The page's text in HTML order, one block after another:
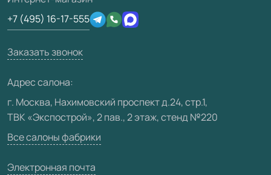
Отзывы клиентов
Техническая информация
Юридическая информация
Производство
Вакансии
Видео
Карта сайта
+7 (495) 16-17-555
Заказать звонок
Адрес салона:
г. Москва, Нахимовский проспект д.24, стр.1,
ТВК «Экспострой», 2 пав., 2 этаж, стенд №220
Все салоны фабрики
Электронная почта